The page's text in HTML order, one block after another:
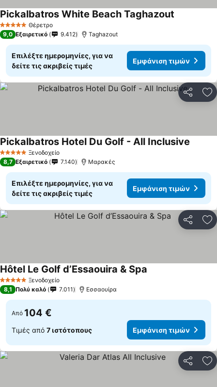
5 Αστέρια Θέρετρο
Pickalbatros White Beach Taghazout
9,0 Εξαιρετικό 9.412 Taghazout
Επιλέξτε ημερομηνίες, για να
δείτε τις ακριβείς τιμές
Εμφάνιση τιμών
5 Αστέρια Ξενοδοχείο
Pickalbatros Hotel Du Golf - All Inclusive
8,7 Εξαιρετικό 7.140 Μαρακές
Επιλέξτε ημερομηνίες, για να
δείτε τις ακριβείς τιμές
Εμφάνιση τιμών
5 Αστέρια Ξενοδοχείο
Hôtel Le Golf d’Essaouira & Spa
8,1 Πολύ καλό 7.011 Εσσαουίρα
Από 104 €
Τιμές από 7 ιστότοπους Εμφάνιση τιμών